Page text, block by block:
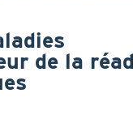
de la